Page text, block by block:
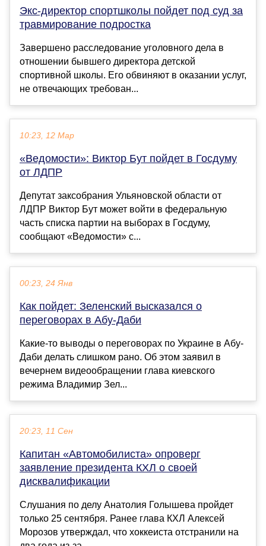
Экс-директор спортшколы пойдет под суд за
травмирование подростка
Завершено расследование уголовного дела в
отношении бывшего директора детской
спортивной школы. Его обвиняют в оказании услуг,
не отвечающих требован...
10:23, 12 Мар
«Ведомости»: Виктор Бут пойдет в Госдуму
от ЛДПР
Депутат заксобрания Ульяновской области от
ЛДПР Виктор Бут может войти в федеральную
часть списка партии на выборах в Госдуму,
сообщают «Ведомости» с...
00:23, 24 Янв
Как пойдет: Зеленский высказался о
переговорах в Абу-Даби
Какие-то выводы о переговорах по Украине в Абу-
Даби делать слишком рано. Об этом заявил в
вечернем видеообращении глава киевского
режима Владимир Зел...
20:23, 11 Сен
Капитан «Автомобилиста» опроверг
заявление президента КХЛ о своей
дисквалификации
Слушания по делу Анатолия Голышева пройдет
только 25 сентября. Ранее глава КХЛ Алексей
Морозов утверждал, что хоккеиста отстранили на